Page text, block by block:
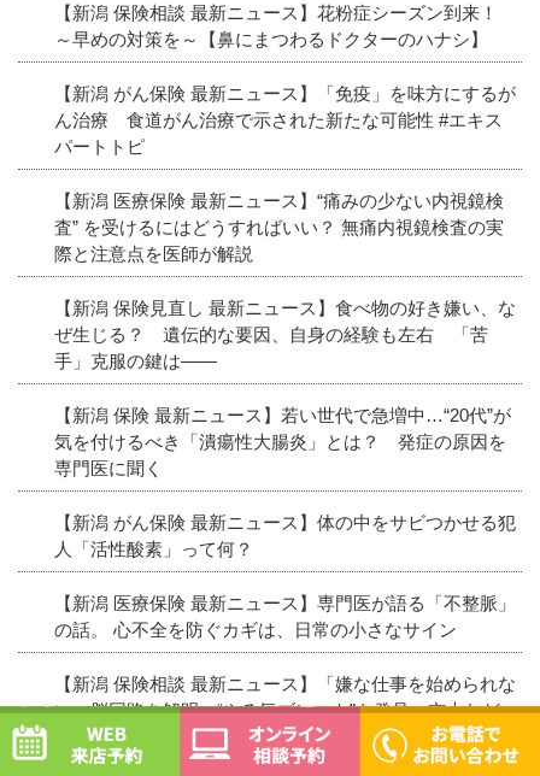
【新潟 保険相談 最新ニュース】花粉症シーズン到来！
～早めの対策を～【鼻にまつわるドクターのハナシ】
【新潟 がん保険 最新ニュース】「免疫」を味方にするが
ん治療 食道がん治療で示された新たな可能性 #エキス
パートトピ
【新潟 医療保険 最新ニュース】“痛みの少ない内視鏡検
査” を受けるにはどうすればいい？ 無痛内視鏡検査の実
際と注意点を医師が解説
【新潟 保険見直し 最新ニュース】食べ物の好き嫌い、な
ぜ生じる？ 遺伝的な要因、自身の経験も左右 「苦
手」克服の鍵は――
【新潟 保険 最新ニュース】若い世代で急増中…“20代”が
気を付けるべき「潰瘍性大腸炎」とは？ 発症の原因を
専門医に聞く
【新潟 がん保険 最新ニュース】体の中をサビつかせる犯
人「活性酸素」って何？
【新潟 医療保険 最新ニュース】専門医が語る「不整脈」
の話。 心不全を防ぐカギは、日常の小さなサイン
【新潟 保険相談 最新ニュース】「嫌な仕事を始められな
い」脳回路を解明 “やる気ブレーキ”を発見 京大など
【新潟 がん保険 最新ニュース】がん5年生存率、膵臓
WEB予約 オンライン相談予約